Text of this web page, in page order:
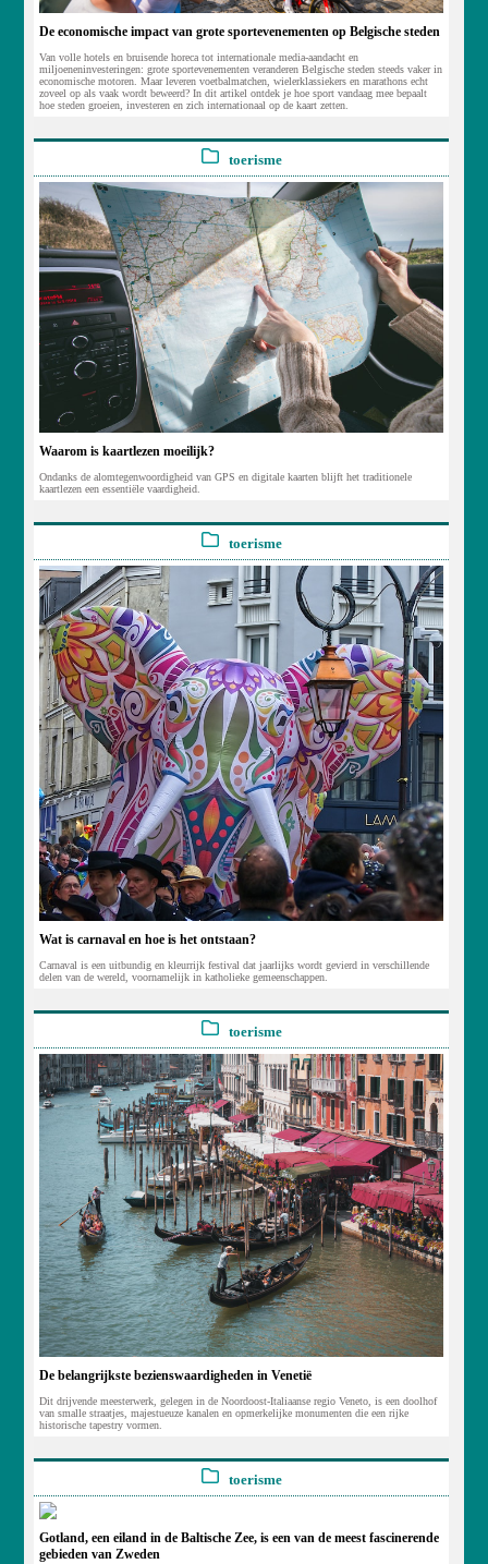
De economische impact van grote sportevenementen op Belgische steden
Van volle hotels en bruisende horeca tot internationale media-aandacht en
miljoeneninvesteringen: grote sportevenementen veranderen Belgische steden steeds vaker in
economische motoren. Maar leveren voetbalmatchen, wielerklassiekers en marathons echt
zoveel op als vaak wordt beweerd? In dit artikel ontdek je hoe sport vandaag mee bepaalt
hoe steden groeien, investeren en zich internationaal op de kaart zetten.
toerisme
Waarom is kaartlezen moeilijk?
Ondanks de alomtegenwoordigheid van GPS en digitale kaarten blijft het traditionele
kaartlezen een essentiële vaardigheid.
toerisme
Wat is carnaval en hoe is het ontstaan?
Carnaval is een uitbundig en kleurrijk festival dat jaarlijks wordt gevierd in verschillende
delen van de wereld, voornamelijk in katholieke gemeenschappen.
toerisme
De belangrijkste bezienswaardigheden in Venetië
Dit drijvende meesterwerk, gelegen in de Noordoost-Italiaanse regio Veneto, is een doolhof
van smalle straatjes, majestueuze kanalen en opmerkelijke monumenten die een rijke
historische tapestry vormen.
toerisme
Gotland, een eiland in de Baltische Zee, is een van de meest fascinerende
gebieden van Zweden